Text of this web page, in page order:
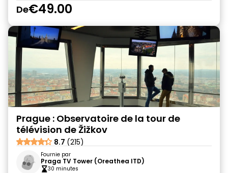
De€49.00
Prague : Observatoire de la tour de
télévision de Žižkov
8.7 (215)
Fournie par
Praga TV Tower (Oreathea ITD)
30 minutes